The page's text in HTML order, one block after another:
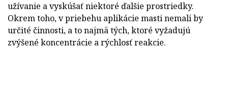
užívanie a vyskúšať niektoré ďalšie prostriedky.
Okrem toho, v priebehu aplikácie masti nemali by
určité činnosti, a to najmä tých, ktoré vyžadujú
zvýšené koncentrácie a rýchlosť reakcie.